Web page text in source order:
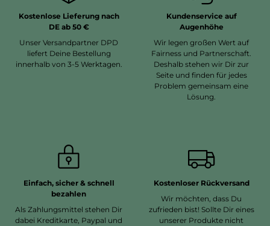
Kostenlose Lieferung nach
DE ab 50 €
Unser Versandpartner DPD
liefert Deine Bestellung
innerhalb von 3-5 Werktagen.
Kundenservice auf
Augenhöhe
Wir legen großen Wert auf
Fairness und Partnerschaft.
Deshalb stehen wir Dir zur
Seite und finden für jedes
Problem gemeinsam eine
Lösung.
Einfach, sicher & schnell
bezahlen
Als Zahlungsmittel stehen Dir
dabei Kreditkarte, Paypal und
Kostenloser Rückversand
Wir möchten, dass Du
zufrieden bist! Sollte Dir eines
unserer Produkte nicht